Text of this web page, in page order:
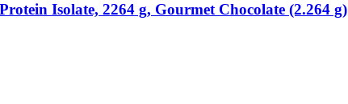
Isolate, 2264 g, Gourmet Chocolate (2.264 g)